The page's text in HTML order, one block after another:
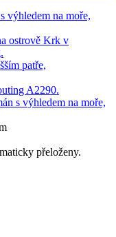
výhledem na moře,
patře,
s výhledem na moře,
přeloženy.